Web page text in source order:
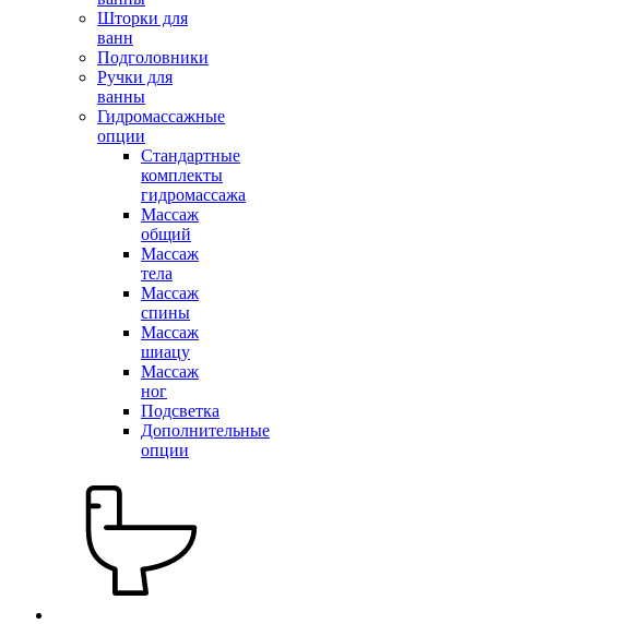
Шторки для
ванн
Подголовники
Ручки для
ванны
Гидромассажные
опции
Стандартные
комплекты
гидромассажа
Массаж
общий
Массаж
тела
Массаж
спины
Массаж
шиацу
Массаж
ног
Подсветка
Дополнительные
опции